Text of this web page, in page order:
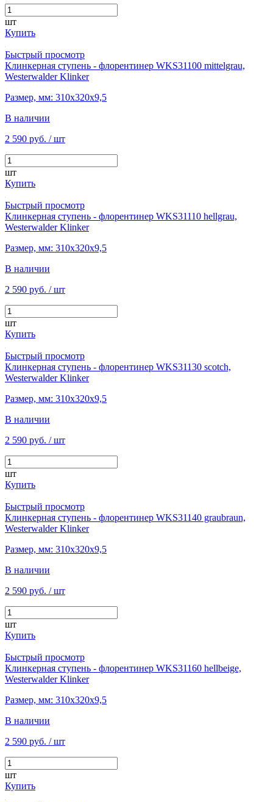
шт
Купить
Быстрый просмотр
Клинкерная ступень - флорентинер WKS31100 mittelgrau,
Westerwalder Klinker
Размер, мм: 310х320х9,5
В наличии
2 590 руб. / шт
шт
Купить
Быстрый просмотр
Клинкерная ступень - флорентинер WKS31110 hellgrau,
Westerwalder Klinker
Размер, мм: 310х320х9,5
В наличии
2 590 руб. / шт
шт
Купить
Быстрый просмотр
Клинкерная ступень - флорентинер WKS31130 scotch,
Westerwalder Klinker
Размер, мм: 310х320х9,5
В наличии
2 590 руб. / шт
шт
Купить
Быстрый просмотр
Клинкерная ступень - флорентинер WKS31140 graubraun,
Westerwalder Klinker
Размер, мм: 310х320х9,5
В наличии
2 590 руб. / шт
шт
Купить
Быстрый просмотр
Клинкерная ступень - флорентинер WKS31160 hellbeige,
Westerwalder Klinker
Размер, мм: 310х320х9,5
В наличии
2 590 руб. / шт
шт
Купить